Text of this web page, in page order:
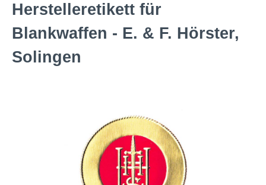
Herstelleretikett für
Blankwaffen - E. & F. Hörster,
Solingen